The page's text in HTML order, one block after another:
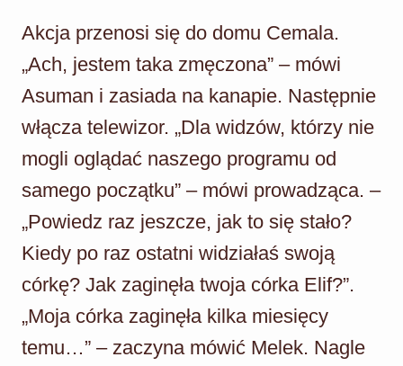
Akcja przenosi się do domu Cemala.
„Ach, jestem taka zmęczona” – mówi
Asuman i zasiada na kanapie. Następnie
włącza telewizor. „Dla widzów, którzy nie
mogli oglądać naszego programu od
samego początku” – mówi prowadząca. –
„Powiedz raz jeszcze, jak to się stało?
Kiedy po raz ostatni widziałaś swoją
córkę? Jak zaginęła twoja córka Elif?”.
„Moja córka zaginęła kilka miesięcy
temu…” – zaczyna mówić Melek. Nagle